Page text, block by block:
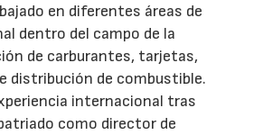
en diferentes áreas de
dentro del campo de la
de carburantes, tarjetas,
distribución de combustible.
internacional tras
como director de